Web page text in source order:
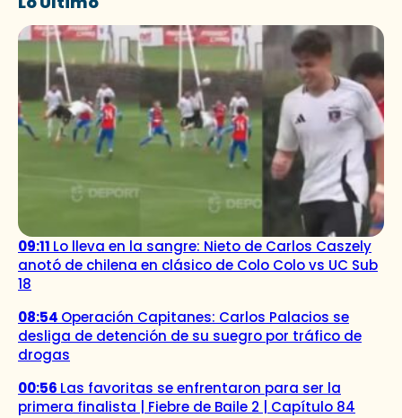
09:11 Lo lleva en la sangre: Nieto de Carlos Caszely
anotó de chilena en clásico de Colo Colo vs UC Sub
18
08:54 Operación Capitanes: Carlos Palacios se
desliga de detención de su suegro por tráfico de
drogas
00:56 Las favoritas se enfrentaron para ser la
primera finalista | Fiebre de Baile 2 | Capítulo 84